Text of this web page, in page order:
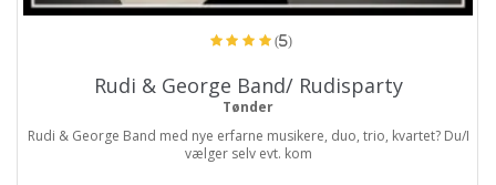
(5)
Rudi & George Band/ Rudisparty
Tønder
Rudi & George Band med nye erfarne musikere, duo, trio, kvartet? Du/I
vælger selv evt. kom